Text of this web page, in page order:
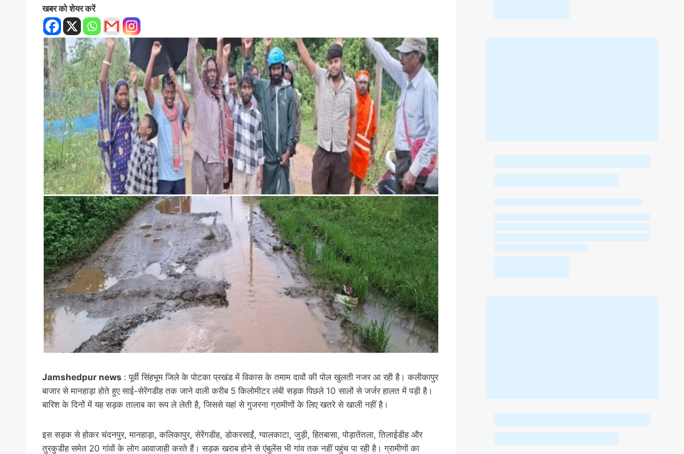
खबर को शेयर करें
Jamshedpur news : पूर्वी सिंहभूम जिले के पोटका प्रखंड में विकास के तमाम दावों की पोल खुलती नजर आ रही है। कलीकापुर
बाजार से मानहाड़ा होते हुए साई-सेरेंगडीह तक जाने वाली करीब 5 किलोमीटर लंबी सड़क पिछले 10 सालों से जर्जर हालत में पड़ी है।
बारिश के दिनों में यह सड़क तालाब का रूप ले लेती है, जिससे यहां से गुजरना ग्रामीणों के लिए खतरे से खाली नहीं है।
इस सड़क से होकर चंदनपुर, मानहाड़ा, कलिकापुर, सेरेंगडीह, डोकरसाईं, ग्वालकाटा, जुड़ी, हितबासा, पोड़ातेंतला, तिलाईडीह और
तुरकुडीह समेत 20 गांवों के लोग आवाजाही करते हैं। सड़क खराब होने से एंबुलेंस भी गांव तक नहीं पहुंच पा रही है। ग्रामीणों का